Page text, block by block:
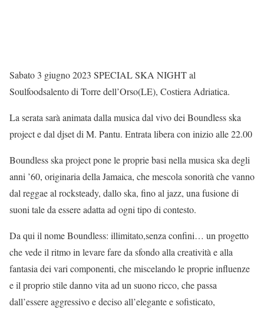
Sabato 3 giugno 2023 SPECIAL SKA NIGHT al
Soulfoodsalento di Torre dell’Orso(LE), Costiera Adriatica.
La serata sarà animata dalla musica dal vivo dei Boundless ska
project e dal djset di M. Pantu. Entrata libera con inizio alle 22.00
Boundless ska project pone le proprie basi nella musica ska degli
anni ’60, originaria della Jamaica, che mescola sonorità che vanno
dal reggae al rocksteady, dallo ska, fino al jazz, una fusione di
suoni tale da essere adatta ad ogni tipo di contesto.
Da qui il nome Boundless: illimitato,senza confini… un progetto
che vede il ritmo in levare fare da sfondo alla creatività e alla
fantasia dei vari componenti, che miscelando le proprie influenze
e il proprio stile danno vita ad un suono ricco, che passa
dall’essere aggressivo e deciso all’elegante e sofisticato,